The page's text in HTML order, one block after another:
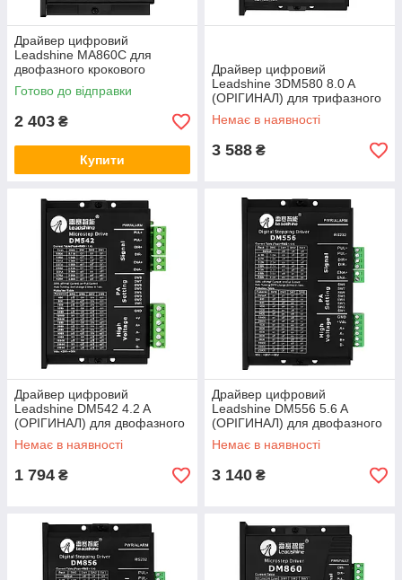
Драйвер цифровий
Leadshine MА860С для
двофазного крокового
двигуна
Готово до відправки
2 403 ₴
Купити
Драйвер цифровий
Leadshine 3DM580 8.0 A
(ОРІГИНАЛ) для трифазного
крокового двигуна
Немає в наявності
3 588 ₴
Драйвер цифровий
Leadshine DM542 4.2 A
(ОРІГИНАЛ) для двофазного
крокового двигуна
Немає в наявності
1 794 ₴
Драйвер цифровий
Leadshine DM556 5.6 A
(ОРІГИНАЛ) для двофазного
крокового двигуна
Немає в наявності
3 140 ₴